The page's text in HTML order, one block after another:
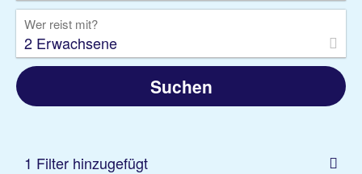
Wer reist mit?
2 Erwachsene
Suchen
1 Filter hinzugefügt